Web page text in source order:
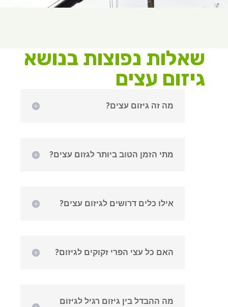
שאלות נפוצות בנושא
גיזום עצים
מה זה גיזום עצים?
מתי הזמן הטוב ביותר לגזום עצים?
אילו כלים דרושים לגיזום עצים?
האם כל עצי הפרי זקוקים לגיזום?
מה ההבדל בין גיזום רגיל לגיזום